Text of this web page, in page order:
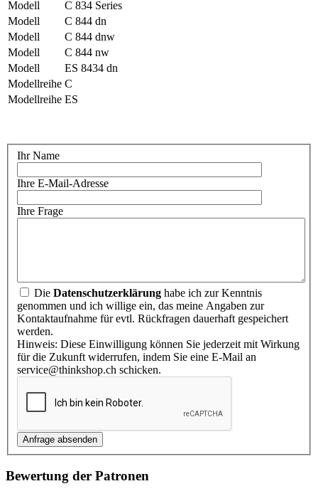
Modell
C 834 Series
Modell
C 844 dn
Modell
C 844 dnw
Modell
C 844 nw
Modell
ES 8434 dn
Modellreihe C
Modellreihe ES
Ihr Name
Ihre E-Mail-Adresse
Ihre Frage
Die Datenschutzerklärung habe ich zur Kenntnis
genommen und ich willige ein, das meine Angaben zur
Kontaktaufnahme für evtl. Rückfragen dauerhaft gespeichert
werden.
Hinweis: Diese Einwilligung können Sie jederzeit mit Wirkung
für die Zukunft widerrufen, indem Sie eine E-Mail an
service@thinkshop.ch schicken.
Bewertung der Patronen